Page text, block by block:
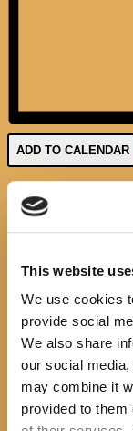
This website
We use cookies
provide social
We also share
our social
may combine it
provided to them
ADD TO CALENDAR
Google Calendar
iCalendar
Outlook 365
Outlook Live